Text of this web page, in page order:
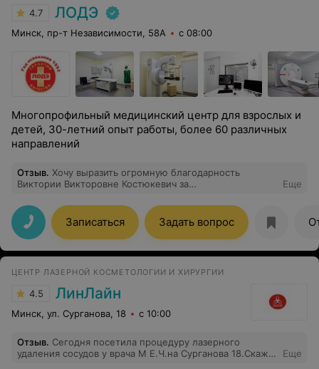
4.7 ЛОДЭ
Минск, пр-т Независимости, 58А с 08:00
Многопрофильный медицинский центр для взрослых и
детей, 30-летний опыт работы, более 60 различных
направлений
Отзыв. Хочу выразить огромную благодарность
Виктории Викторовне Костюкевич за
всегда была на связи, внимательно относилась ко всем
моим вопросам и переживаниям. На любой вопрос я
получала быстрый, понятный и грамотный ответ, что
помогало чувствовать себя спокойно и уверенно. Все
необходимые витамины и лечение были подобраны
отметить моральную поддержку, в такой
волнительный период она бесценна. Спасибо за
заботу, внимательное отношение и высокий
профессионализм! Искренне рекомендую Викторию
Викторовну всем будущим мамам.
Еще
Записаться Задать вопрос
ЦЕНТР ЛАЗЕРНОЙ КОСМЕТОЛОГИИ И ХИРУРГИИ
4.5 ЛинЛайн
Минск, ул. Сурганова, 18 с 10:00
Отзыв. Сегодня посетила процедуру лазерного
удаления сосудов у врача М Е.Ч.на Сурганова 18.Скажу
Еще